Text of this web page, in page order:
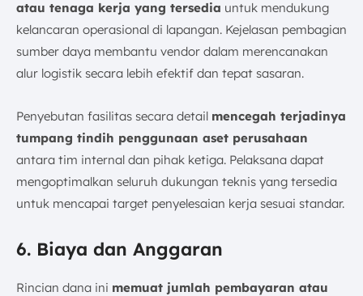
atau tenaga kerja yang tersedia untuk mendukung
kelancaran operasional di lapangan. Kejelasan pembagian
sumber daya membantu vendor dalam merencanakan
alur logistik secara lebih efektif dan tepat sasaran.
Penyebutan fasilitas secara detail mencegah terjadinya
tumpang tindih penggunaan aset perusahaan
antara tim internal dan pihak ketiga. Pelaksana dapat
mengoptimalkan seluruh dukungan teknis yang tersedia
untuk mencapai target penyelesaian kerja sesuai standar.
6. Biaya dan Anggaran
Rincian dana ini memuat jumlah pembayaran atau